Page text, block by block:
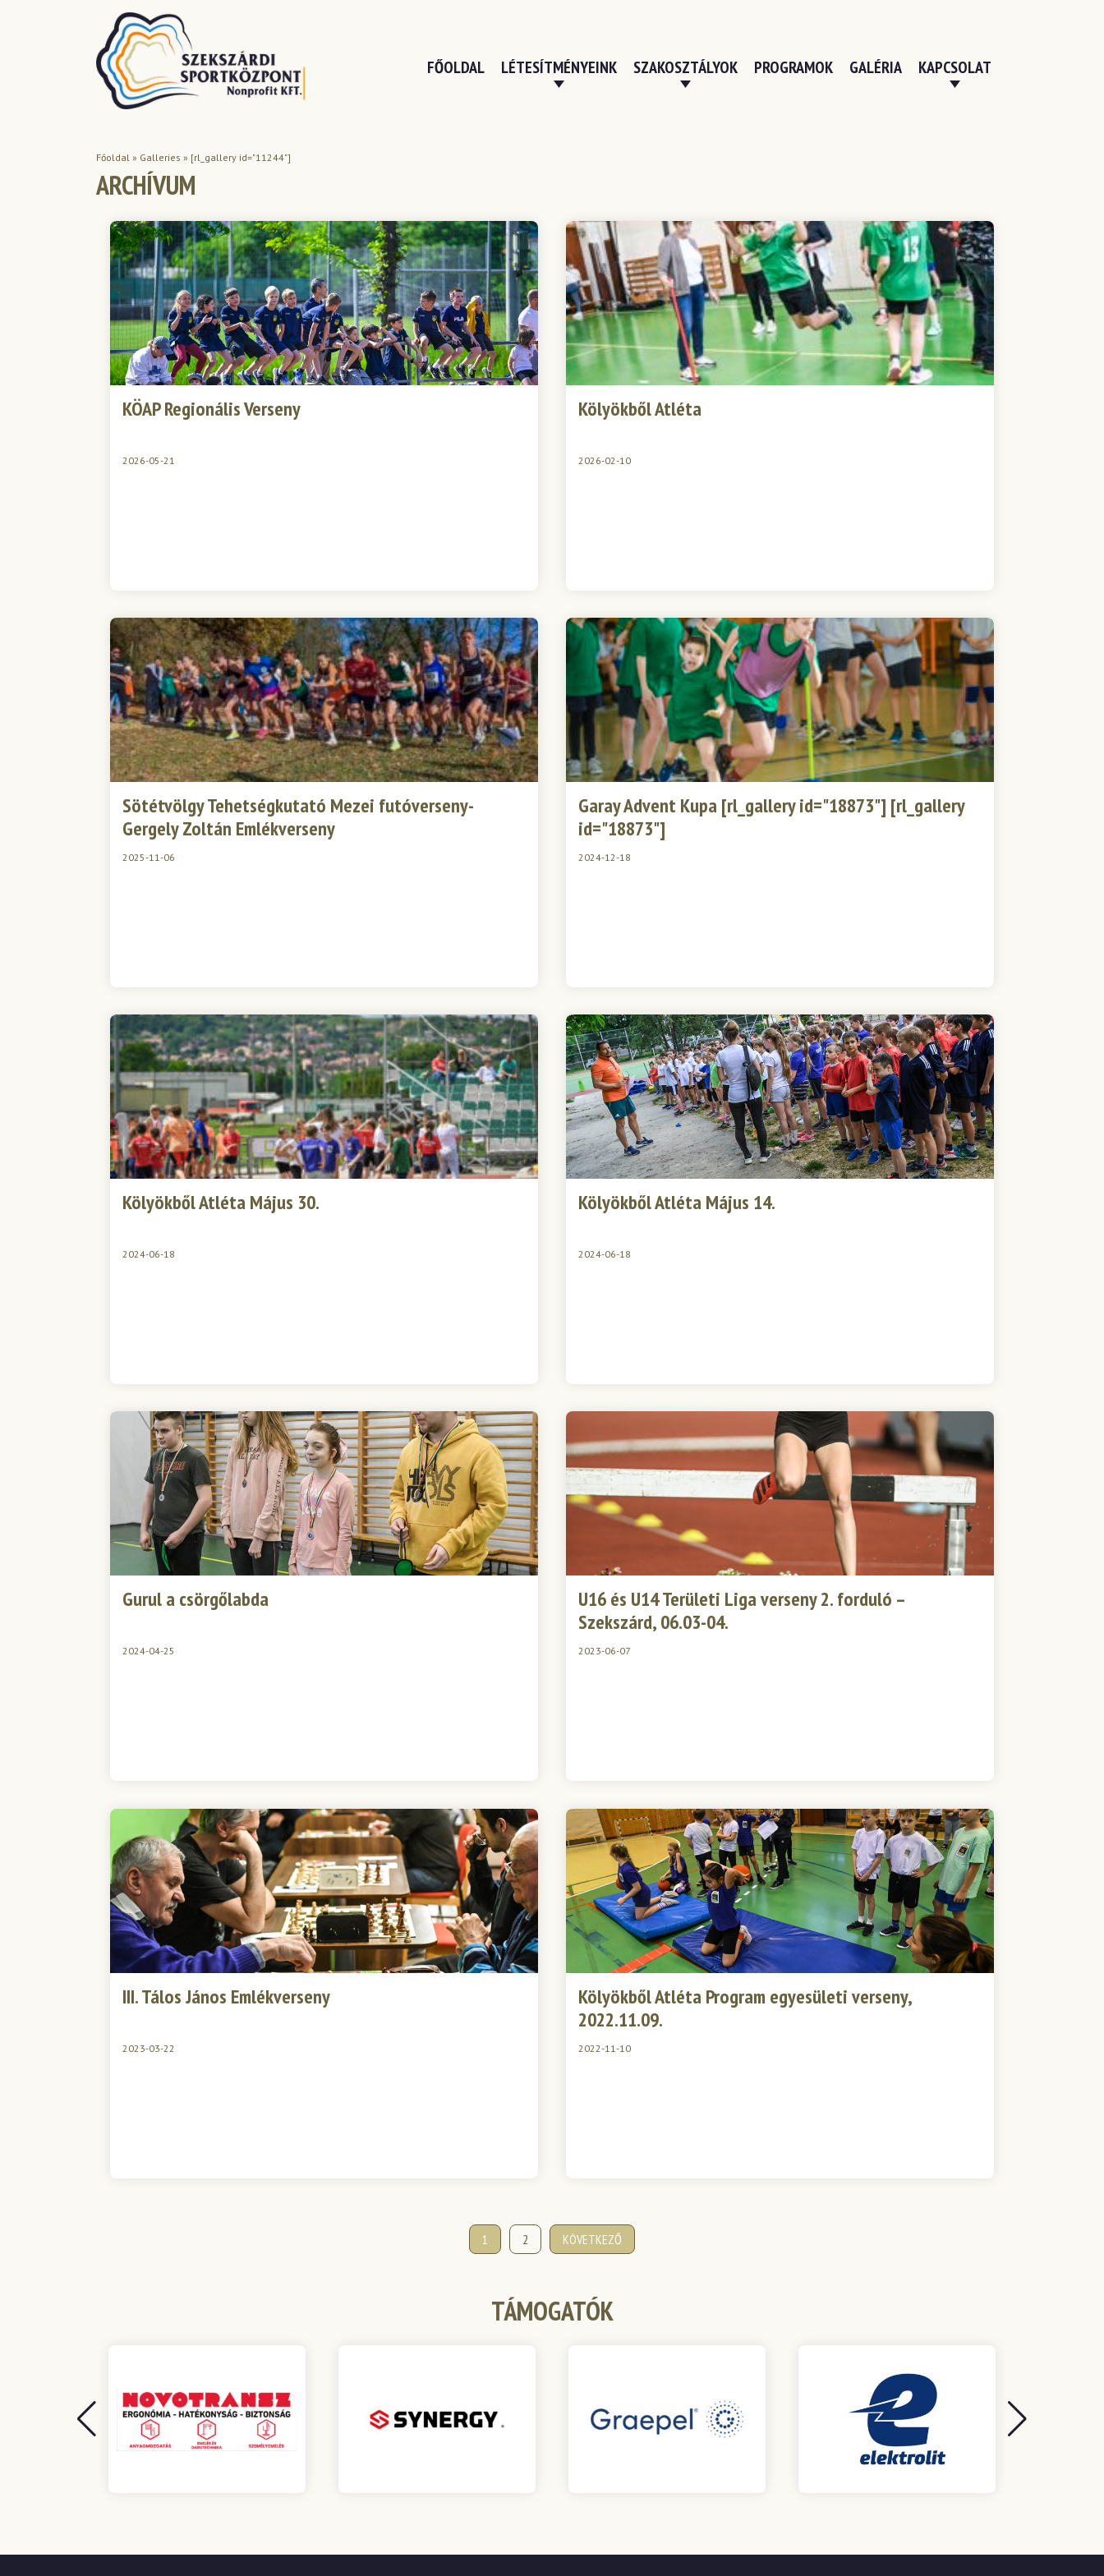
FŐOLDAL LÉTESÍTMÉNYEINK SZAKOSZTÁLYOK PROGRAMOK GALÉRIA KAPCSOLAT
Főoldal » Galleries » [rl_gallery id="11244"]
ARCHÍVUM
KÖAP Regionális Verseny
2026-05-21
Kölyökből Atléta
2026-02-10
Sötétvölgy Tehetségkutató Mezei futóverseny-
Gergely Zoltán Emlékverseny
2025-11-06
Garay Advent Kupa [rl_gallery id="18873"] [rl_gallery
id="18873"]
2024-12-18
Kölyökből Atléta Május 30.
2024-06-18
Kölyökből Atléta Május 14.
2024-06-18
Gurul a csörgőlabda
2024-04-25
U16 és U14 Területi Liga verseny 2. forduló –
Szekszárd, 06.03-04.
2023-06-07
III. Tálos János Emlékverseny
2023-03-22
Kölyökből Atléta Program egyesületi verseny,
2022.11.09.
2022-11-10
1 2 KÖVETKEZŐ
TÁMOGATÓK